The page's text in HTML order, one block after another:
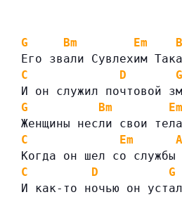
G Bm Em
Его звали Сувлехим
C
D G
И он служил почтовой
G
Bm Em
Женщины несли свои
C
Em
Когда он шел со службы
C
D G
И как-то ночью он